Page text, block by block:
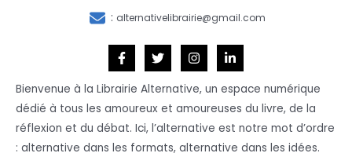
: alternativelibrairie@gmail.com
Bienvenue à la Librairie Alternative, un espace numérique
dédié à tous les amoureux et amoureuses du livre, de la
réflexion et du débat. Ici, l’alternative est notre mot d’ordre
: alternative dans les formats, alternative dans les idées.